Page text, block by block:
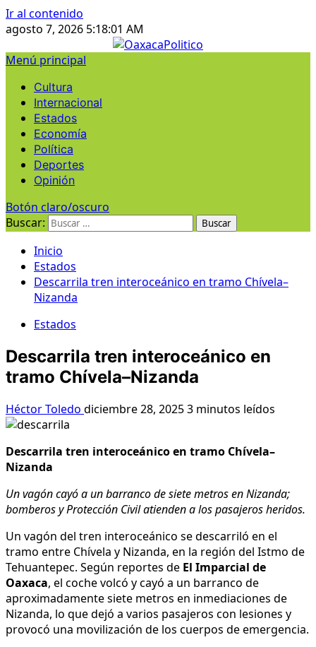
Ir al contenido
agosto 7, 2026 5:18:01 AM
Menú principal
Cultura
Internacional
Estados
Economía
Política
Deportes
Opinión
Botón claro/oscuro
Buscar:
Inicio
Estados
Descarrila tren interoceánico en tramo Chívela–
Nizanda
Estados
Descarrila tren interoceánico en
tramo Chívela–Nizanda
Héctor Toledo diciembre 28, 20253 minutos leídos
Descarrila tren interoceánico en tramo Chívela–
Nizanda
Un vagón cayó a un barranco de siete metros en Nizanda;
bomberos y Protección Civil atienden a los pasajeros heridos.
Un vagón del tren interoceánico se descarriló en el
tramo entre Chívela y Nizanda, en la región del Istmo de
Tehuantepec. Según reportes de El Imparcial de
Oaxaca, el coche volcó y cayó a un barranco de
aproximadamente siete metros en inmediaciones de
Nizanda, lo que dejó a varios pasajeros con lesiones y
provocó una movilización de los cuerpos de emergencia.